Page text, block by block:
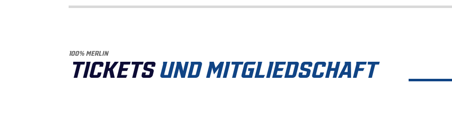
100% MERLIN
TICKETSUND MITGLIEDSCHAFT